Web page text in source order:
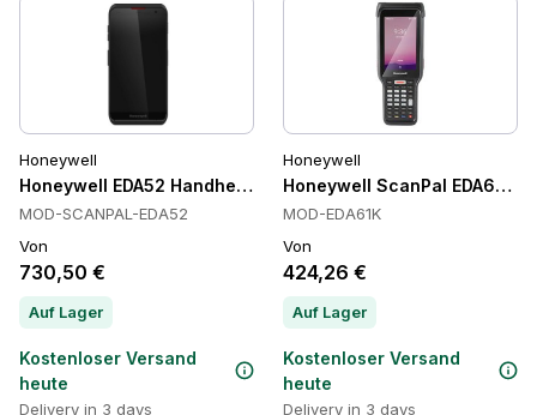
Honeywell
Honeywell EDA52 Handheld-Computer, IP67
MOD-SCANPAL-EDA52
Von
730,50 €
Auf Lager
Kostenloser Versand
heute
Delivery in 3 days
Honeywell
Honeywell ScanPal EDA61K
MOD-EDA61K
Von
424,26 €
Auf Lager
Kostenloser Versand
heute
Delivery in 3 days